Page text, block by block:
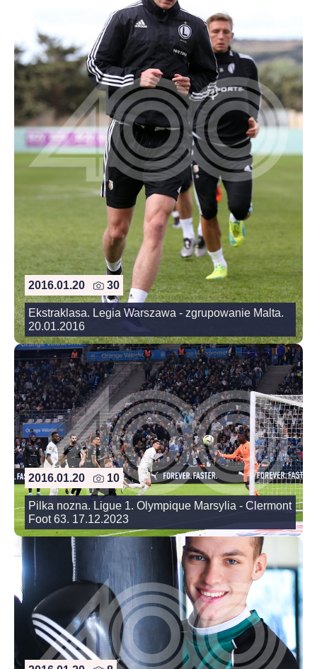
2016.01.20 30
Ekstraklasa. Legia Warszawa - zgrupowanie Malta.
20.01.2016
2016.01.20 10
Pilka nozna. Ligue 1. Olympique Marsylia - Clermont
Foot 63. 17.12.2023